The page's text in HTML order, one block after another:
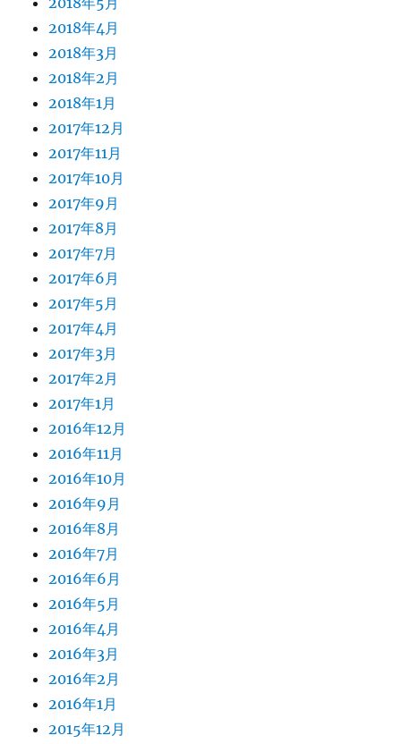
2018年4月
2018年3月
2018年2月
2018年1月
2017年12月
2017年11月
2017年10月
2017年9月
2017年8月
2017年7月
2017年6月
2017年5月
2017年4月
2017年3月
2017年2月
2017年1月
2016年12月
2016年11月
2016年10月
2016年9月
2016年8月
2016年7月
2016年6月
2016年5月
2016年4月
2016年3月
2016年2月
2016年1月
2015年12月